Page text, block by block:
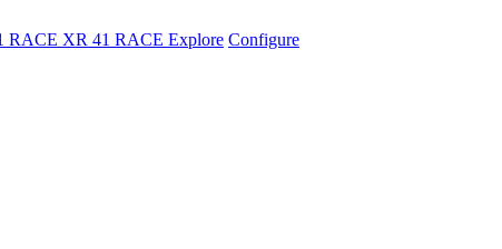
XR 41 RACE Explore Configure